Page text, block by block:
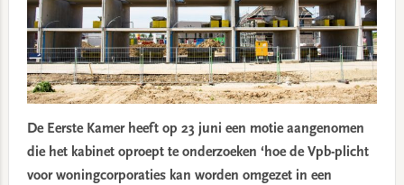
De Eerste Kamer heeft op 23 juni een motie aangenomen
die het kabinet oproept te onderzoeken ‘hoe de Vpb-plicht
voor woningcorporaties kan worden omgezet in een